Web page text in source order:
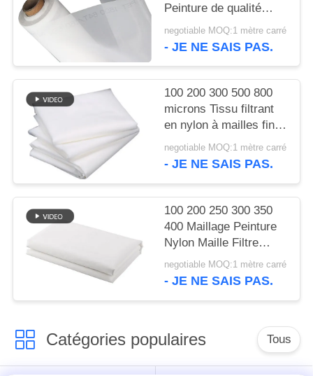
PRIVACY
POLICY
Peinture de qualité
alimentaire Filtre en
nylon Maillage tissé
negotiable MOQ:1 mètre carré
- JE NE SAIS PAS.
100 200 300 500 800
microns Tissu filtrant
en nylon à mailles fines
pour lait, jus, infusion à
froid, qualité
negotiable MOQ:1 mètre carré
- JE NE SAIS PAS.
100 200 250 300 350
400 Maillage Peinture
Nylon Maille Filtre
Tissu Filtrant Tissé
negotiable MOQ:1 mètre carré
- JE NE SAIS PAS.
Catégories populaires Tous